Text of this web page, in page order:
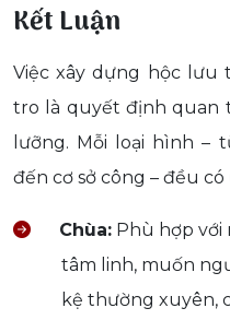
Kết Luận
Việc xây dựng hộc lưu
tro là quyết định quan
lưỡng. Mỗi loại hình –
đến cơ sở công – đều
Chùa: Phù hợp
tâm linh, muốn
kệ thường xuyên,